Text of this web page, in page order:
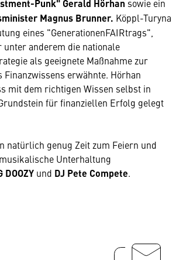
Punk" Gerald Hörhan sowie ein
Magnus Brunner. Köppl-Turyna
eines "GenerationenFAIRtrags",
anderem die nationale
als geeignete Maßnahme zur
Finanzwissens erwähnte. Hörhan
mit dem richtigen Wissen selbst in
für finanziellen Erfolg gelegt
natürlich genug Zeit zum Feiern und
Unterhaltung
DOOZY und DJ Pete Compete.